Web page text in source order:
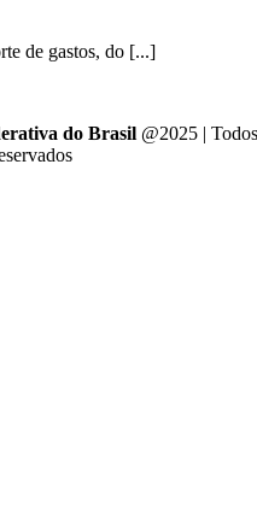
de gastos, do [...]
do Brasil @2025 | Todos